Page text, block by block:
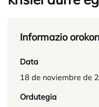
Informazio
Data
18 de noviembre de
Ordutegia